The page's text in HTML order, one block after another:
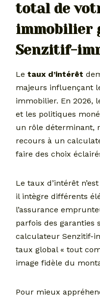
total de
immobilier
Senzitif-
Le taux d’intérêt
majeurs influençant
immobilier. En 2026,
et les politiques
un rôle déterminant,
recours à un
faire des choix
Le taux d’intérêt
il intègre différents
l’assurance
parfois des garanties
calculateur Senzitif-
taux global « tout
image fidèle du
Pour mieux